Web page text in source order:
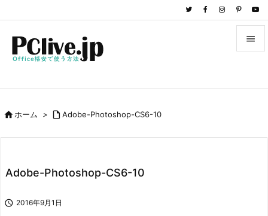

前へ
ホーム >  Adobe-Photoshop-CS6-10
Adobe-Photoshop-CS6-10
 2016年9月1日